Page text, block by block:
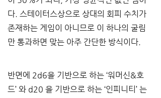
다. 스테이터스상으로 상대의 회피 수치가
존재하는 게임이 아니므로 이 하나의 굴림
만 통과하면 맞는 아주 간단한 방식이다.
반면에 2d6을 기반으로 하는 ‘워머신&호
드’ 와 d20 을 기반으로 하는 ‘인피니티 ’ 는